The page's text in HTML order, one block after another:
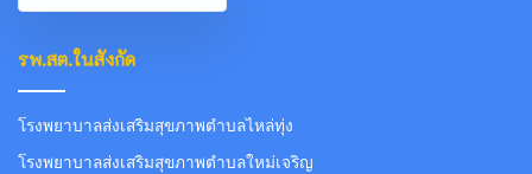
รพ.สต.ในสังกัด
โรงพยาบาลส่งเสริมสุขภาพตำบลไหล่ทุ่ง
โรงพยาบาลส่งเสริมสุขภาพตำบลใหม่เจริญ